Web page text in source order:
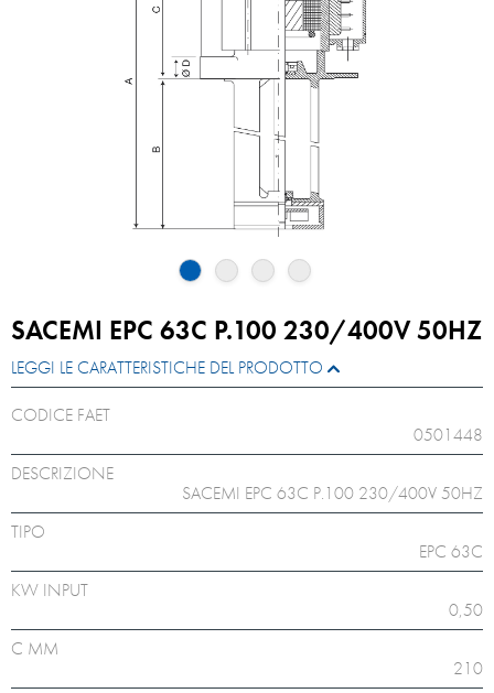
SACEMI EPC 63C P.100 230/400V 50HZ
LEGGI LE CARATTERISTICHE DEL PRODOTTO
CODICE FAET
0501448
DESCRIZIONE
SACEMI EPC 63C P.100 230/400V 50HZ
TIPO
EPC 63C
KW INPUT
0,50
C MM
210